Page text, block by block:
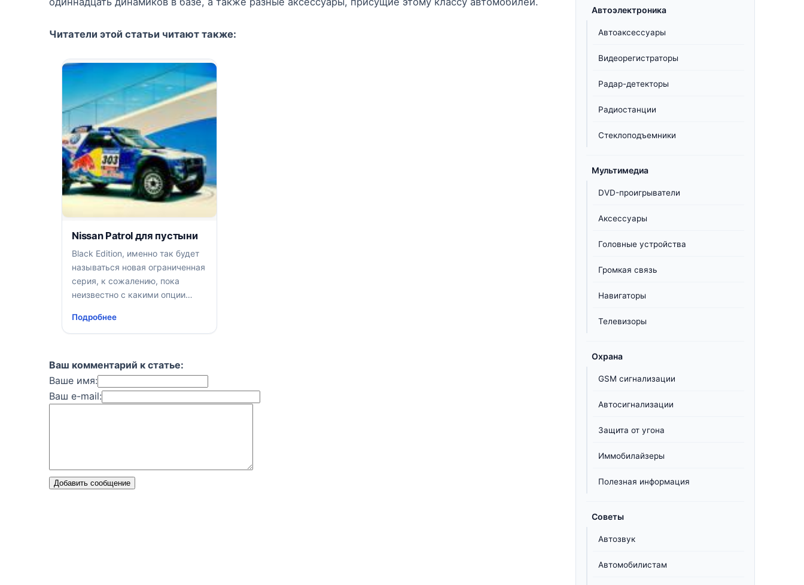
Читатели этой статьи читают также:
Nissan Patrol для пустыни
Black Edition, именно так будет
называться новая ограниченная
серия, к сожалению, пока
неизвестно с какими опции
комплекте, эксклюзивных
автомобилей
Подробнее
Ваш комментарий к статье:
Ваше имя:
Ваш e-mail:
Добавить сообщение
Автоэлектроника
Автоаксессуары
Видеорегистраторы
Радар-детекторы
Радиостанции
Стеклоподъемники
Мультимедиа
DVD-проигрыватели
Аксессуары
Головные устройства
Громкая связь
Навигаторы
Телевизоры
Охрана
GSM сигнализации
Автосигнализации
Защита от угона
Иммобилайзеры
Полезная информация
Советы
Автозвук
Автомобилистам